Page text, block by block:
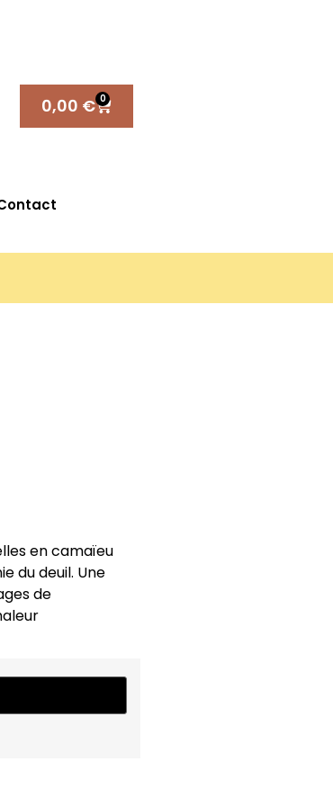
0,00 € 0
en camaïeu
du deuil. Une
de